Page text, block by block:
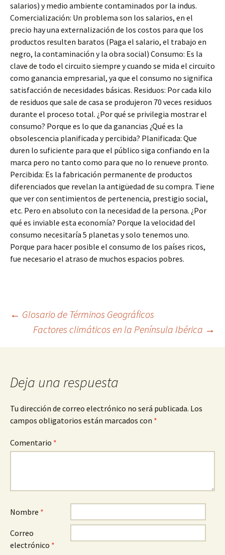
salarios) y medio ambiente contaminados por la indus.
Comercialización: Un problema son los salarios, en el
precio hay una externalización de los costos para que los
productos resulten baratos (Paga el salario, el trabajo en
negro, la contaminación y la obra social) Consumo: Es la
clave de todo el circuito siempre y cuando se mida el circuito
como ganancia empresarial, ya que el consumo no significa
satisfacción de necesidades básicas. Residuos: Por cada kilo
de residuos que sale de casa se produjeron 70 veces residuos
durante el proceso total. ¿Por qué se privilegia mostrar el
consumo? Porque es lo que da ganancias ¿Qué es la
obsolescencia planificada y percibida? Planificada: Que
duren lo suficiente para que el público siga confiando en la
marca pero no tanto como para que no lo renueve pronto.
Percibida: Es la fabricación permanente de productos
diferenciados que revelan la antigüedad de su compra. Tiene
que ver con sentimientos de pertenencia, prestigio social,
etc. Pero en absoluto con la necesidad de la persona. ¿Por
qué es inviable esta economía? Porque la velocidad del
consumo necesitaría 5 planetas y solo tenemos uno.
Porque para hacer posible el consumo de los países ricos,
fue necesario el atraso de muchos espacios pobres.
Navegación
de
entradas
← Glosario de Términos Geográficos
Factores climáticos en la Península Ibérica →
Deja una respuesta
Tu dirección de correo electrónico no será publicada. Los
campos obligatorios están marcados con *
Comentario *
Nombre *
Correo
electrónico *